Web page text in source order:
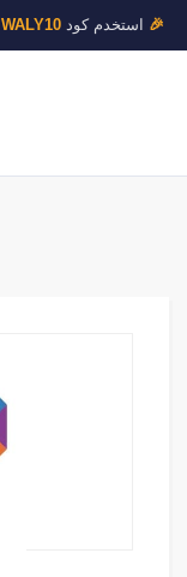
🎉 استخدم كودWALY10